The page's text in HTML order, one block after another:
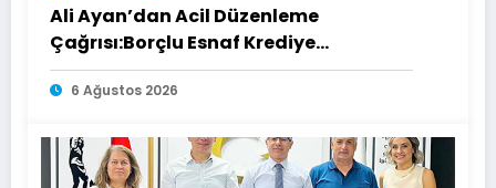
Ali Ayan’dan Acil Düzenleme
Çağrısı:Borçlu Esnaf Krediye
Ulaşamıyor
6 Ağustos 2026